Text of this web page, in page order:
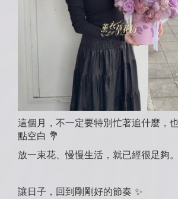
這個月，不一定要特別忙著追什麼，
點空白 💐
放一束花、慢慢生活，就已經很足夠。
讓日子，回到剛剛好的節奏 ✨